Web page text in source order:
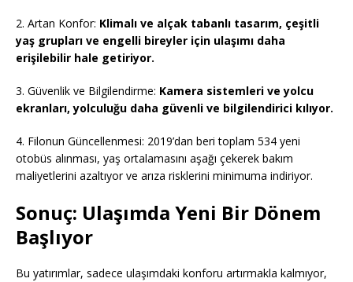
2. Artan Konfor: Klimalı ve alçak tabanlı tasarım, çeşitli
yaş grupları ve engelli bireyler için ulaşımı daha
erişilebilir hale getiriyor.
3. Güvenlik ve Bilgilendirme: Kamera sistemleri ve yolcu
ekranları, yolculuğu daha güvenli ve bilgilendirici kılıyor.
4. Filonun Güncellenmesi: 2019’dan beri toplam 534 yeni
otobüs alınması, yaş ortalamasını aşağı çekerek bakım
maliyetlerini azaltıyor ve arıza risklerini minimuma indiriyor.
Sonuç: Ulaşımda Yeni Bir Dönem
Başlıyor
Bu yatırımlar, sadece ulaşımdaki konforu artırmakla kalmıyor,